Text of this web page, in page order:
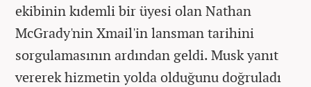
ekibinin kıdemli bir üyesi olan Nathan
McGrady'nin Xmail'in lansman tarihini
sorgulamasının ardından geldi. Musk yanıt
vererek hizmetin yolda olduğunu doğruladı